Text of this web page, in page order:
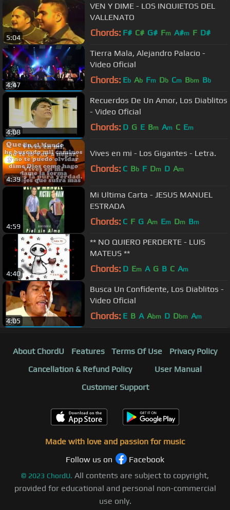
5:04
VEN Y DIME - LOS INQUIETOS DEL
VALLENATO
Chords: F# C# G# Fm A#m F D#
4:47
Tierra Mala, Alejandro Palacio -
Video Oficial
Chords: Eb Ab Fm Db Cm Bbm Bb
4:08
Recuerdos De Un Amor, Los Diablitos
- Video Oficial
Chords: D G E Bm Am C Em
4:39
Vives en mi - Los Gigantes - Letra.
Chords: C Bb F Dm D Am
4:59
Mi Ultima Carta - JESUS MANUEL
ESTRADA
Chords: C F G Am Em Dm Bm
4:40
** NO QUIERO PERDERTE - LUIS
MATEUS **
Chords: D Em A G B C Am
4:05
Busca Un Confidente, Los Diablitos -
Video Oficial
Chords: E B A Abm D Dbm Am
About ChordU Features Terms Of Use
Privacy Policy
Cancellation & Refund Policy
User Manual
Customer Support
Made with love and passion for music
Follow us on
Facebook
© 2023 ChordU. All contents are subject to copyright,
provided for educational and personal non-commercial
use only.